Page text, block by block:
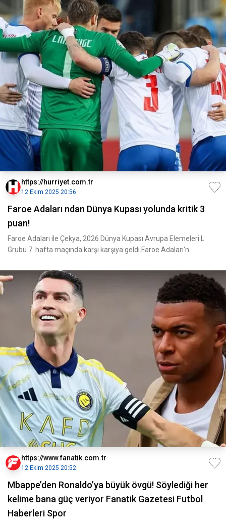
https://hurriyet.com.tr
12 Ekim 2025 20:56
Faroe Adaları ndan Dünya Kupası yolunda kritik 3
puan!
Faroe Adaları ile Çekya, 2026 Dünya Kupası Avrupa Elemeleri L
Grubu 7. hafta maçında karşı karşıya geldi.Faroe Adaları'n
https://www.fanatik.com.tr
12 Ekim 2025 20:52
Mbappe’den Ronaldo’ya büyük övgü! Söylediği her
kelime bana güç veriyor Fanatik Gazetesi Futbol
Haberleri Spor